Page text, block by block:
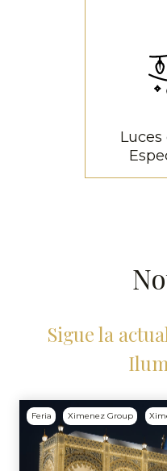
montaje
luces
Sigue la
Feria Ximenez Group